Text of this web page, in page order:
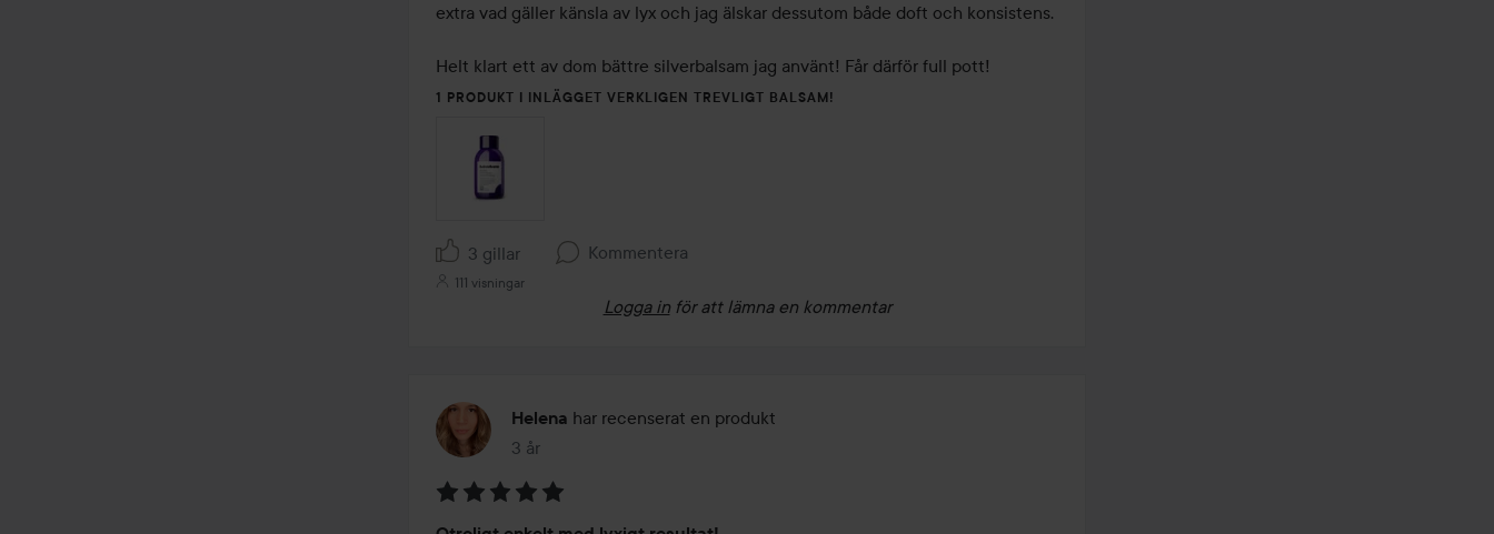
extra vad gäller känsla av lyx och jag älskar dessutom både doft och konsistens.
Helt klart ett av dom bättre silverbalsam jag använt! Får därför full pott!
1 PRODUKT I INLÄGGET VERKLIGEN TREVLIGT BALSAM!
3 gillar Kommentera
111 visningar
Logga in för att lämna en kommentar
Helena har recenserat en produkt
3 år
Inlägget skapades 3 år